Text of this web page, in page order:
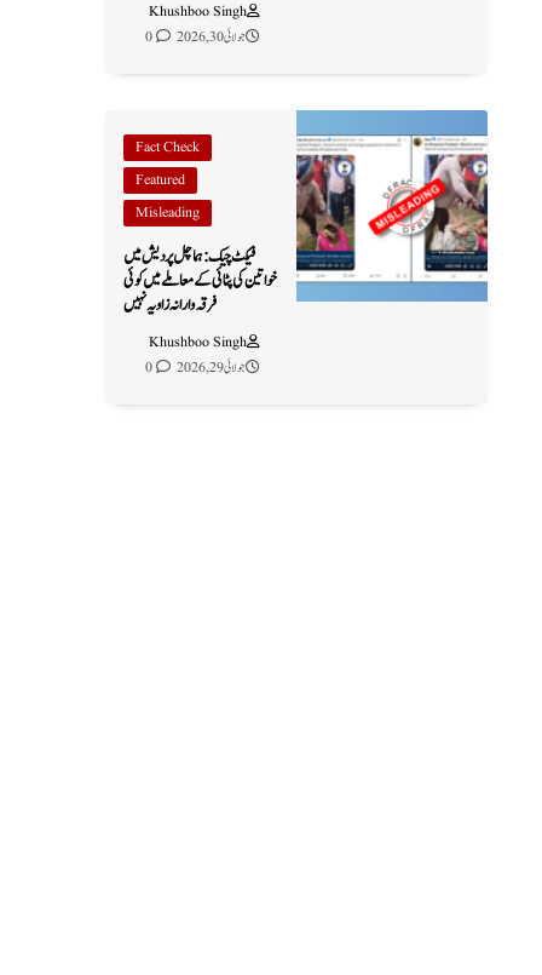
Khushboo Singh
جولائی 30, 2026
0
Fact Check
Featured
Misleading
فیکٹ چیک: ہماچل پردیش میں
خواتین کی پٹائی کے معاملے میں کوئی
فرقہ وارانہ زاویہ نہیں
Khushboo Singh
جولائی 29, 2026
0